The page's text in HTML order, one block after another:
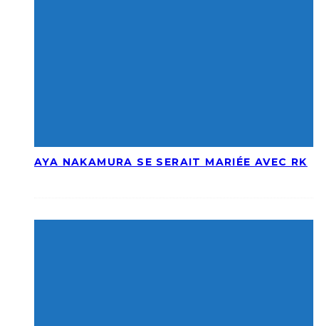
AYA NAKAMURA SE SERAIT MARIÉE AVEC RK